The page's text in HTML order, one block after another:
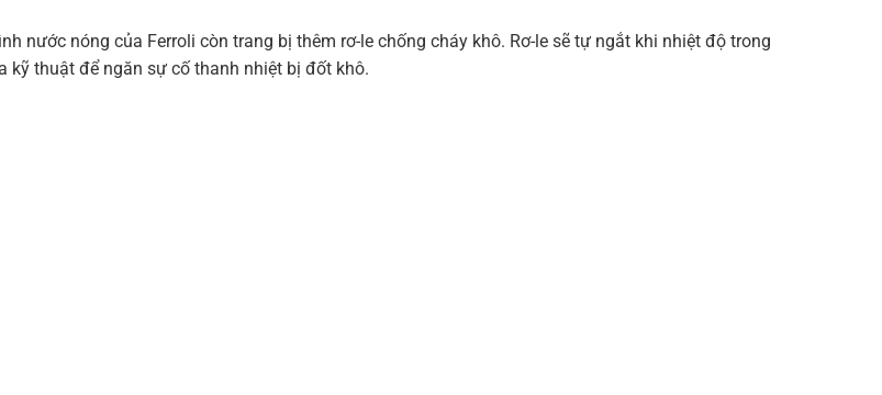
nước nóng của Ferroli còn trang bị thêm rơ-le chống cháy khô. Rơ-le sẽ tự ngắt khi nhiệt độ trong
kỹ thuật để ngăn sự cố thanh nhiệt bị đốt khô.